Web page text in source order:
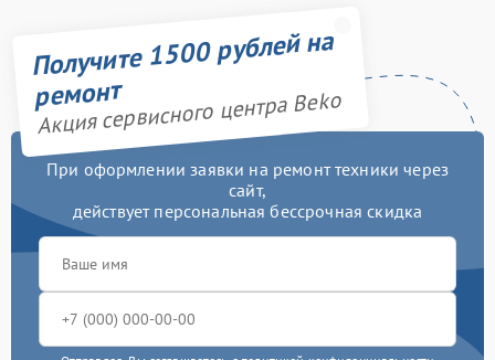
Получите 1500 рублей на
ремонт
Акция сервисного центра Beko
При оформлении заявки на ремонт техники через
сайт,
действует персональная бессрочная скидка